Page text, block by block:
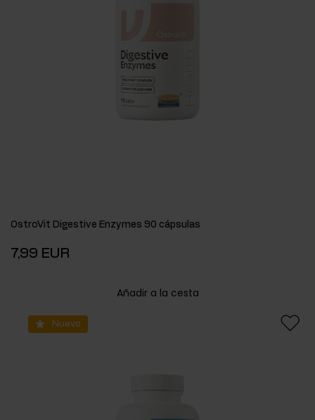
OstroVit Digestive Enzymes 90 cápsulas
7,99 EUR
Añadir a la cesta
Nuevo